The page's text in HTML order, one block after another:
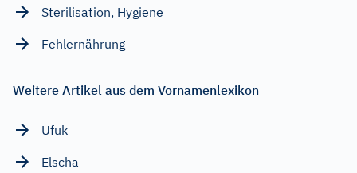
Sterilisation, Hygiene
Fehlernährung
Weitere Artikel aus dem Vornamenlexikon
Ufuk
Elscha